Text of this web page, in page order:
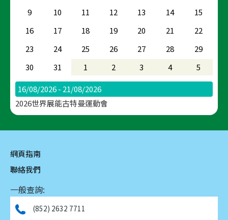
9
10 11 12 13 14
15
16
17 18 19 20 21
22
23
24 25 26 27 28
29
30
31 1 2 3 4 5
16/08/2026 - 21/08/2026
2026世界展能古特曼運動會
網頁指南
聯絡我們
一般查詢:
(852) 2632 7711